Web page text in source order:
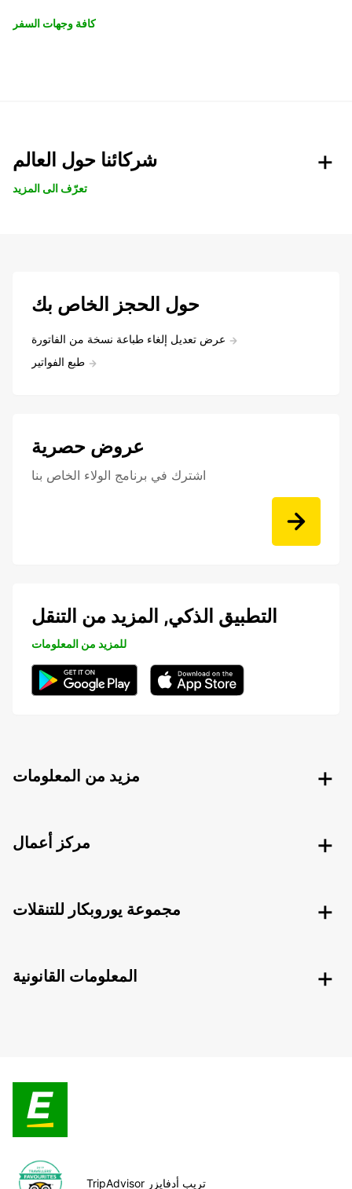
كافة وجهات السفر
شركائنا حول العالم
تعرّف الى المزيد
حول الحجز الخاص بك
عرض تعديل إلغاء طباعة نسخة من الفاتورة
طبع الفواتير
عروض حصرية
اشترك في برنامج الولاء الخاص بنا
التطبيق الذكي, المزيد من التنقل
للمزيد من المعلومات
مزيد من المعلومات
مركز أعمال
مجموعة يوروبكار للتنقلات
المعلومات القانونية
TripAdvisor تريب أدفايزر